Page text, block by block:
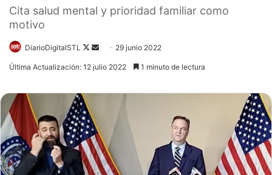
Cita salud mental y prioridad familiar como
motivo
DiarioDigitalSTL
Follow
Send 29 junio 2022
Última Actualización: 12 julio 2022 1 minuto de lectura